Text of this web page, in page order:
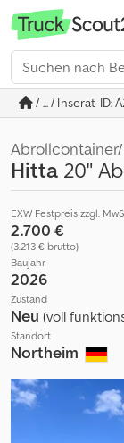
/ ... / Inserat-ID:
Hitta 20"
EXW Festpreis zzgl.
2.700 €
(3.213 € brutto)
Baujahr
2026
Zustand
Neu (voll
Standort
Northeim